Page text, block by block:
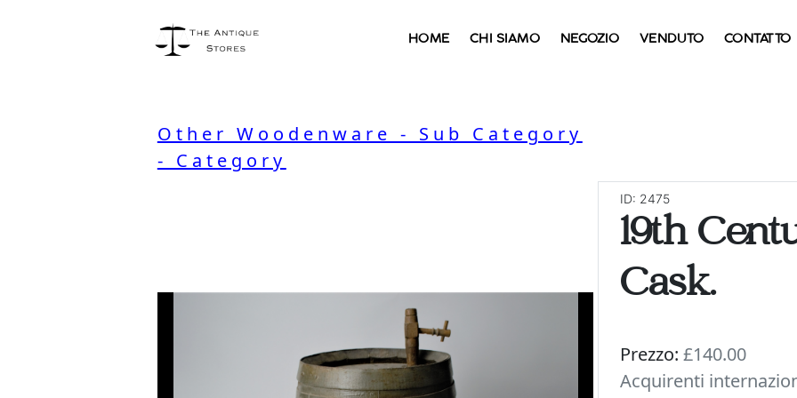
HOME CHI SIAMO NEGOZIO VENDUTO CONTATTO
Other Woodenware - Sub Category
- Category
ID: 2475
19th
Cask.
Prezzo: £140.00
Acquirenti